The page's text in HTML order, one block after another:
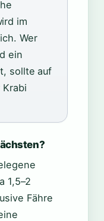
im
Wer
ein
sollte auf
1,5–2
Fähre